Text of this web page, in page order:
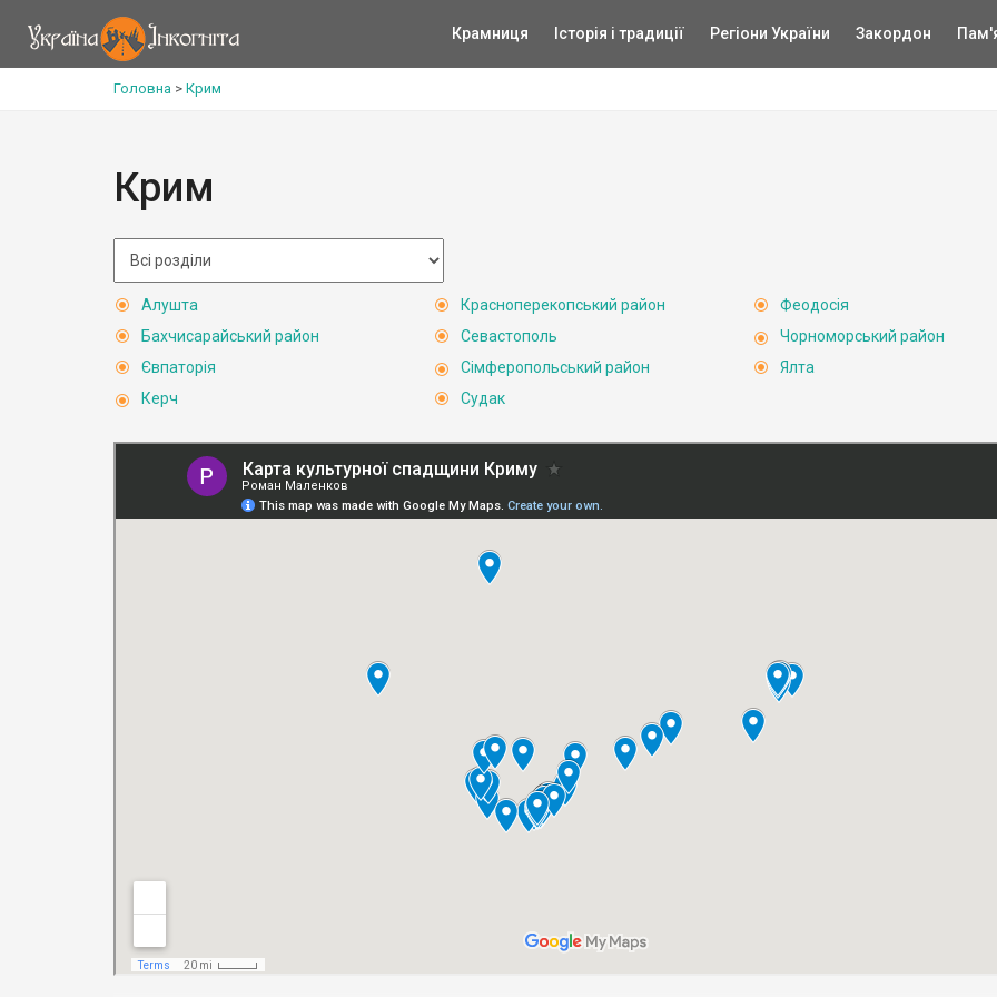
Крамниця Історія і традиції Регіони України Закордон
Головна > Крим
Крим
Алушта
Бахчисарайський район
Євпаторія
Керч
Красноперекопський район
Севастополь
Сімферопольський район
Судак
Феодосія
Чорноморський район
Ялта